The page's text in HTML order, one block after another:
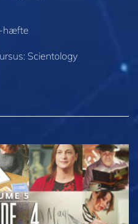
hæfte
Scientology